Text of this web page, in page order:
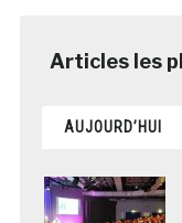
AUJOURD’HUI